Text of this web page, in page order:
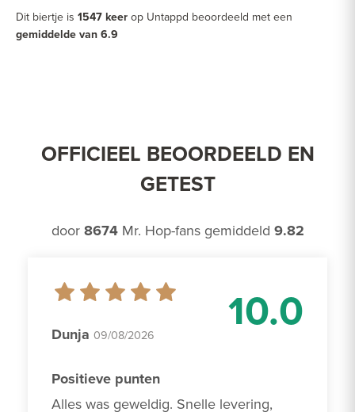
Dit biertje is 1547 keer op Untappd beoordeeld met een
gemiddelde van 6.9
OFFICIEEL BEOORDEELD EN
GETEST
door 8674Mr. Hop-fans gemiddeld 9.82
10.0
Dunja 09/08/2026
Positieve punten
Alles was geweldig. Snelle levering,